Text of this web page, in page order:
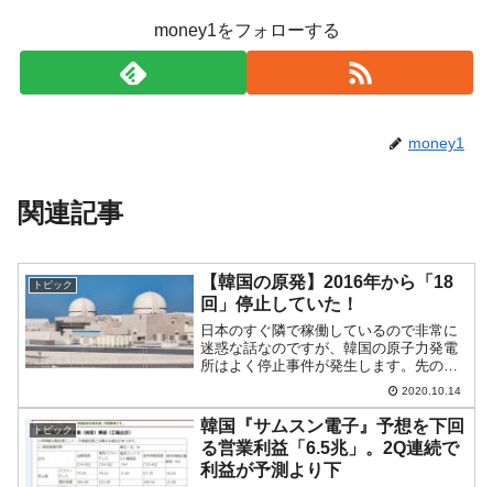
money1をフォローする
money1
関連記事
トピック
【韓国の原発】2016年から「18
回」停止していた！
日本のすぐ隣で稼働しているので非常に
迷惑な話なのですが、韓国の原子力発電
所はよく停止事件が発生します。先の台
風で6基のゲナ津が停止したのはご紹介し
たとおりで、原因は塩害対策が十分でな
かったためでした。それにしても韓国の
原発はよく停止しますの...
2020.10.14
トピック
韓国『サムスン電子』予想を下回
る営業利益「6.5兆」。2Q連続で
利益が予測より下